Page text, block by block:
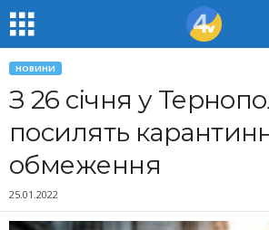
НОВИНИ
З 26 січня у
посилять
обмеження
25.01.2022